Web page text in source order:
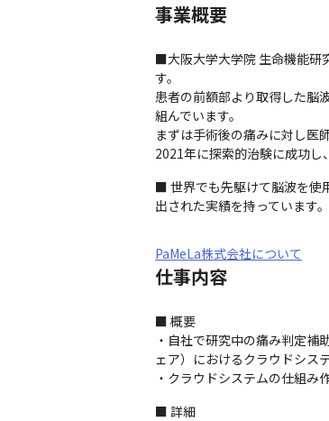
事業概要
■大阪大学大学院 生命機能研
す。
患者の前額部より取得した脳
組んでいます。
まずは手術後の痛みに対し医
2021年に探索的治験に成功し
■ 世界でも先駆けて脳波を使
出された実績を持っています。
PaMeLa株式会社について
仕事内容
■ 概要
・自社で研究中の痛み判定
ェア）におけるクラウドシス
・クラウドシステムの仕組み
■ 詳細